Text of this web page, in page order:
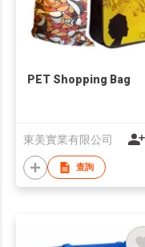
PET Shopping Bag
東美實業有限公司
查詢